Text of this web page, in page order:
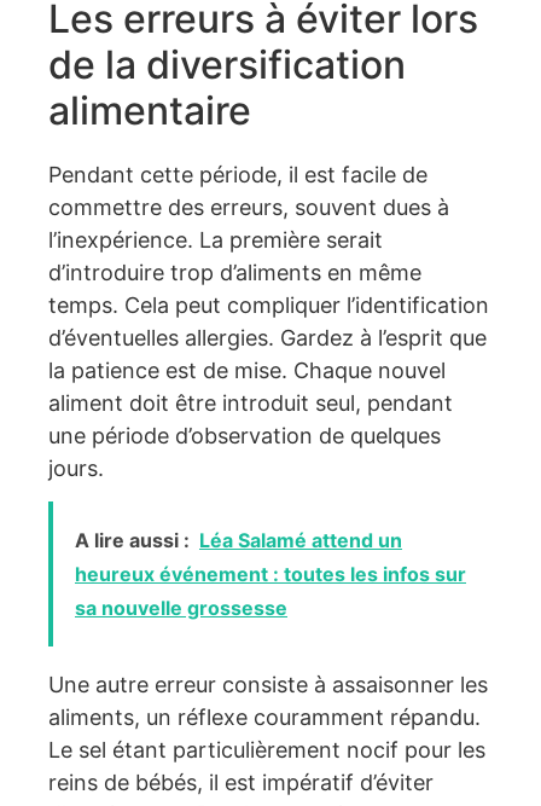
Les erreurs à éviter lors
de la diversification
alimentaire
Pendant cette période, il est facile de
commettre des erreurs, souvent dues à
l’inexpérience. La première serait
d’introduire trop d’aliments en même
temps. Cela peut compliquer l’identification
d’éventuelles allergies. Gardez à l’esprit que
la patience est de mise. Chaque nouvel
aliment doit être introduit seul, pendant
une période d’observation de quelques
jours.
A lire aussi : Léa Salamé attend un
heureux événement : toutes les infos sur
sa nouvelle grossesse
Une autre erreur consiste à assaisonner les
aliments, un réflexe couramment répandu.
Le sel étant particulièrement nocif pour les
reins de bébés, il est impératif d’éviter